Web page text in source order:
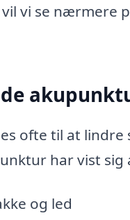
vi se nærmere
ofte til at
har vist
og led